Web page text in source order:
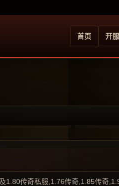
首页 开
1.80传奇私服,1.76传奇,1.85传奇